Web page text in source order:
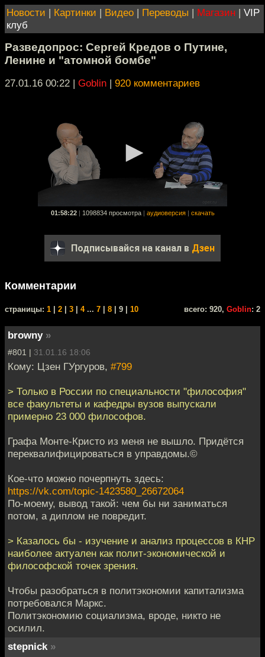
Новости | Картинки | Видео | Переводы | Магазин | VIP
клуб
Разведопрос: Сергей Кредов о Путине,
Ленине и "атомной бомбе"
27.01.16 00:22 | Goblin | 920 комментариев
01:58:22 1098834 просмотра аудиоверсия скачать
Подписывайся на канал в Дзен
Комментарии
cтраницы: 1 2 3 4... 7 8 | 9 | 10 всего: 920, Goblin: 2
browny »
#801 | 31.01.16 18:06
Кому: Цзен ГУргуров, #799
> Только в России по специальности "философия"
все факультеты и кафедры вузов выпускали
примерно 23 000 философов.
Графа Монте-Кристо из меня не вышло. Придётся
переквалифицироваться в управдомы.©
Кое-что можно почерпнуть здесь:
https://vk.com/topic-1423580_26672064
По-моему, вывод такой: чем бы ни заниматься
потом, а диплом не повредит.
> Казалось бы - изучение и анализ процессов в КНР
наиболее актуален как полит-экономической и
философской точек зрения.
Чтобы разобраться в политэкономии капитализма
потребовался Маркс.
Политэкономию социализма, вроде, никто не
осилил.
stepnick »